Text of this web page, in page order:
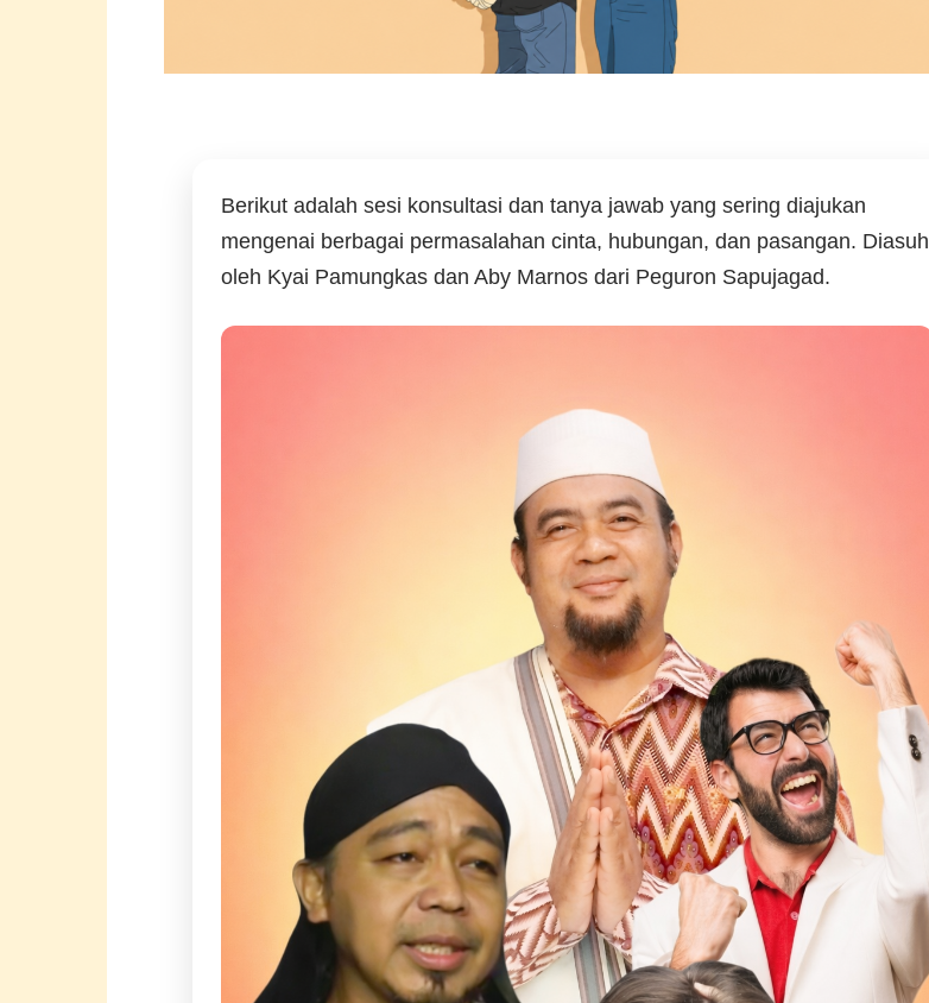
Berikut adalah sesi konsultasi dan tanya jawab yang sering diajukan
mengenai berbagai permasalahan cinta, hubungan, dan pasangan. Diasuh
oleh Kyai Pamungkas dan Aby Marnos dari Peguron Sapujagad.